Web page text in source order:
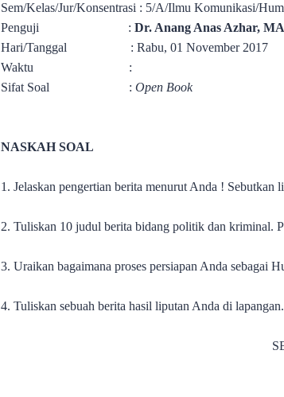
Sem/Kelas/Jur/Konsentrasi : 5/A/Ilmu Komunikasi/
Penguji
: Dr. Anang Anas Azhar, MA
Hari/Tanggal
: Rabu, 01 November 2017
Waktu
:
Sifat Soal
: Open Book
NASKAH SOAL
1. Jelaskan pengertian berita menurut Anda ! Sebutkan
2. Tuliskan 10 judul berita bidang politik dan kriminal.
3. Uraikan bagaimana proses persiapan Anda sebagai
4. Tuliskan sebuah berita hasil liputan Anda di